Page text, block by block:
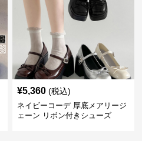
¥5,360 (税込)
ネイビーコーデ 厚底メアリージ
ェーン リボン付きシューズ